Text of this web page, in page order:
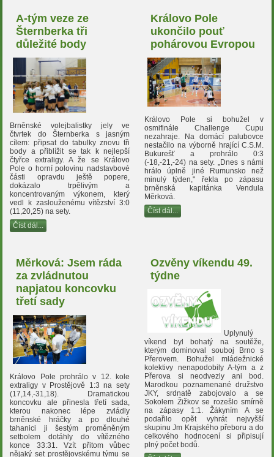
A-tým veze ze
Šternberka tři
důležité body
Brněnské volejbalistky jely ve
čtvrtek do Šternberka s jasným
cílem: připsat do tabulky znovu tři
body a přiblížit se tak k nejlepší
čtyřce extraligy. A že se Královo
Pole o horní polovinu nadstavbové
části opravdu ještě popere,
dokázalo trpělivým a
koncentrovaným výkonem, který
vedl k zaslouženému vítězství 3:0
(11,20,25) na sety.
Číst dál...
Královo Pole
ukončilo pouť
pohárovou Evropou
Královo Pole si bohužel v
osmifinále Challenge Cupu
nezahraje. Na domácí palubovce
nestačilo na výborně hrající C.S.M.
Bukurešť a prohrálo 0:3
(-18,-21,-24) na sety. „Dnes s námi
hrálo úplně jiné Rumunsko než
minulý týden," řekla po zápasu
brněnská kapitánka Vendula
Měrková.
Číst dál...
Měrková: Jsem ráda
za zvládnutou
napjatou koncovku
třetí sady
Královo Pole prohrálo v 12. kole
extraligy v Prostějově 1:3 na sety
(17,14,-31,18). Dramatickou
koncovku ale přinesla třetí sada,
kterou nakonec lépe zvládly
brněnské hráčky a po dlouhé
tahanici ji šestým proměněným
setbolem dotáhly do vítězného
konce 33:31. Vzít přitom vůbec
nějaký set prostějovskému týmu se
Ozvěny víkendu 49.
týdne
Uplynulý
víkend byl bohatý na soutěže,
kterým dominoval souboj Brno s
Přerovem. Bohužel mládežnické
kolektivy nenapodobily A-tým a z
Přerova si neodvezly ani bod.
Marodkou poznamenané družstvo
JKY, srdnatě zabojovalo a se
Sokolem Žižkov se rozešlo smírně
na zápasy 1:1. Žákyním A se
podařilo opět vyhrát nejvyšší
skupinu Jm Krajského přeboru a do
celkového hodnocení si připisují
plný počet bodů.